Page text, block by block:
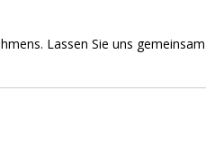
Lassen Sie uns